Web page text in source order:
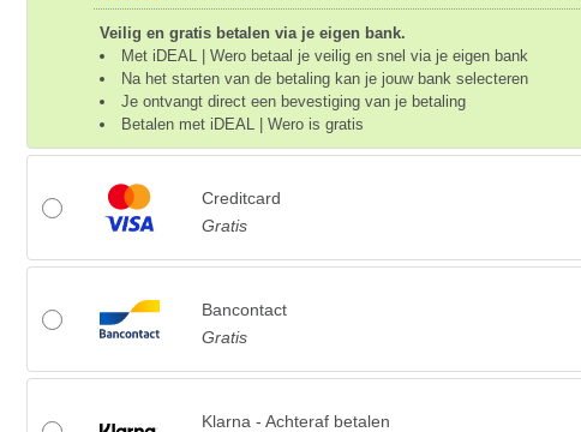
Veilig en gratis betalen via je eigen bank.
Met iDEAL | Wero betaal je veilig en snel via je eigen bank
Na het starten van de betaling kan je jouw bank selecteren
Je ontvangt direct een bevestiging van je betaling
Betalen met iDEAL | Wero is gratis
Creditcard
Gratis
Bancontact
Gratis
Klarna - Achteraf betalen